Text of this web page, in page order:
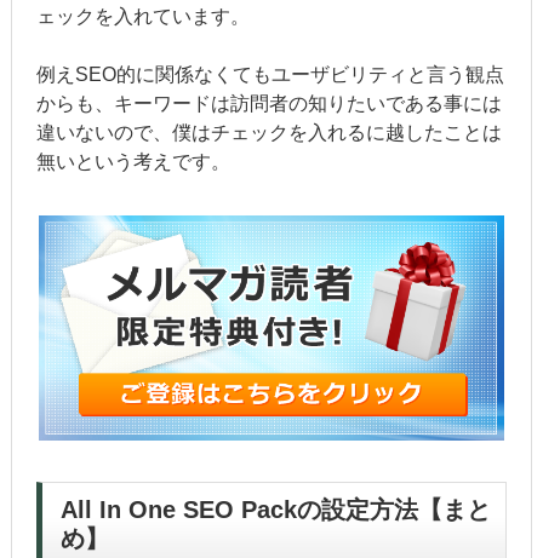
ェックを入れています。
例えSEO的に関係なくてもユーザビリティと言う観点
からも、キーワードは訪問者の知りたいである事には
違いないので、僕はチェックを入れるに越したことは
無いという考えです。
All In One SEO Packの設定方法【まと
め】